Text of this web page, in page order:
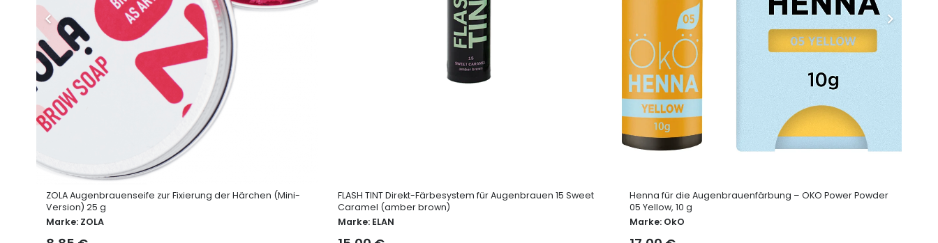
ZOLA Augenbrauenseife zur Fixierung der Härchen (Mini-
Version) 25 g
Marke: ZOLA
FLASH TINT Direkt-Färbesystem für Augenbrauen 15 Sweet
Caramel (amber brown)
Marke: ELAN
Henna für die Augenbrauenfärbung – OKO Power Powder
05 Yellow, 10 g
Marke: OkO